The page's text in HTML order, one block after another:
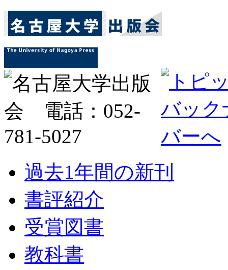
過去1年間の新刊
書評紹介
受賞図書
教科書